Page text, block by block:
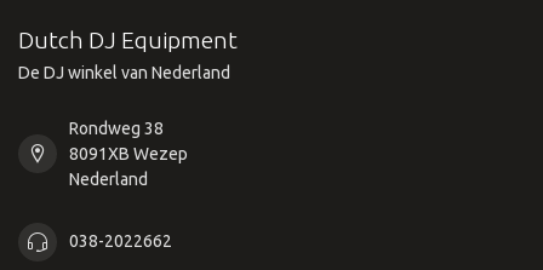
Dutch DJ Equipment
De DJ winkel van Nederland
Rondweg 38
8091XB Wezep
Nederland
038-2022662